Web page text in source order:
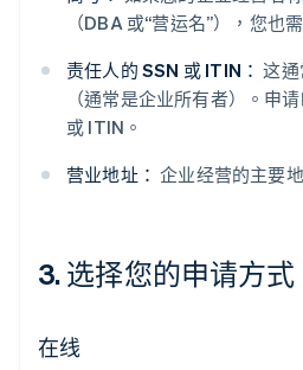
（DBA 或“营运名”），您也
责任人的 SSN 或 ITIN： 这
（通常是企业所有者）。申
或 ITIN。
营业地址： 企业经营的主要
3. 选择您的申请方式
在线